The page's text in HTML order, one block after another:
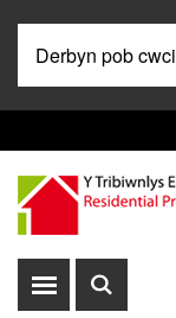
Derbyn pob cwci
Pre
Header
Menu
DangosDangos